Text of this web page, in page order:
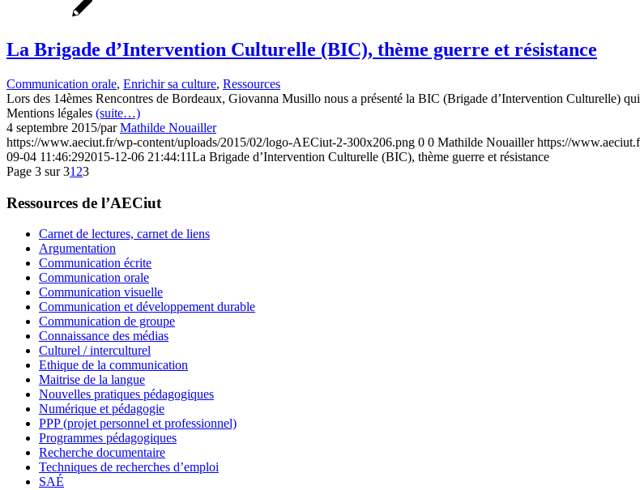
La Brigade d’Intervention Culturelle (BIC), thème guerre et résistance
Communication orale, Enrichir sa culture, Ressources
Lors des 14èmes Rencontres de Bordeaux, Giovanna Musillo nous a présenté la BIC (Brigade d’Intervention Culturelle)
Mentions légales (suite…)
4 septembre 2015/parMathilde Nouailler
https://www.aeciut.fr/wp-content/uploads/2015/02/logo-AECiut-2-300x206.png 0 0 Mathilde Nouailler https://
09-04 11:46:292015-12-06 21:44:11La Brigade d’Intervention Culturelle (BIC), thème guerre et résistance
Page 3 sur 31 23
Ressources de l’AECiut
Carnet de lectures, carnet de liens
Argumentation
Communication écrite
Communication orale
Communication visuelle
Communication et développement durable
Communication de groupe
Connaissance des médias
Culturel / interculturel
Ethique de la communication
Maitrise de la langue
Nouvelles pratiques pédagogiques
Numérique et pédagogie
PPP (projet personnel et professionnel)
Programmes pédagogiques
Recherche documentaire
Techniques de recherches d’emploi
SAÉ